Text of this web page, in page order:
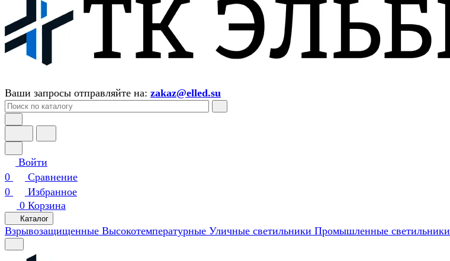
Ваши запросы отправляйте на: zakaz@elled.su
Войти
0
Сравнение
0
Избранное
0 Корзина
Каталог
Взрывозащищенные Высокотемпературные Уличные светильники Промышленные светильники